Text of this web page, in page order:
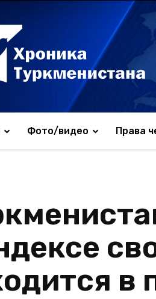
Фото/видео Права
в